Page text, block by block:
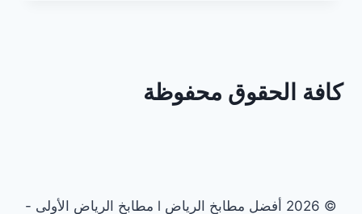
كافة الحقوق محفوظة
© 2026 أفضل مطابخ الرياض l مطابخ الرياض الأولى -